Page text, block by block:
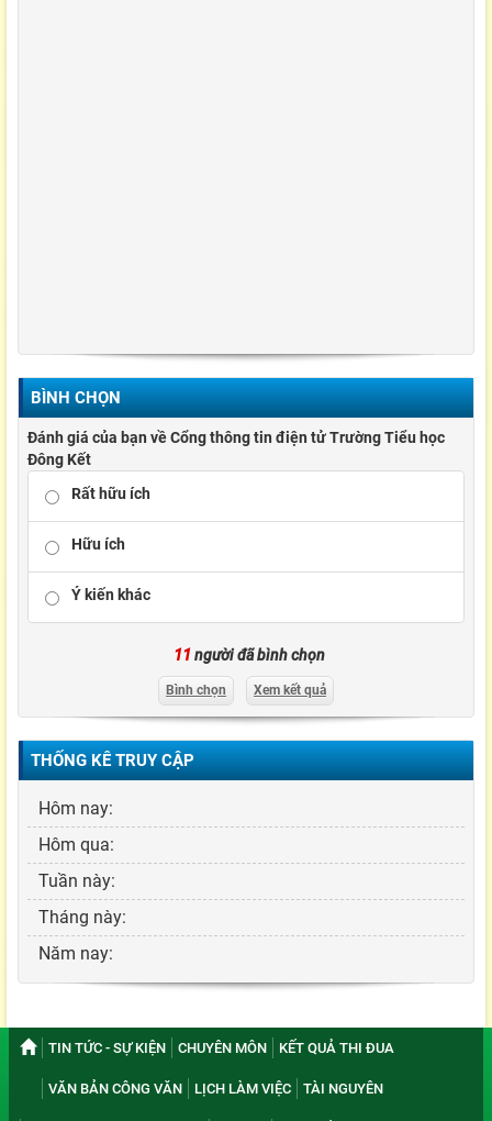
BÌNH CHỌN
Đánh giá của bạn về Cổng thông tin điện tử Trường Tiểu học
Đông Kết
Rất hữu ích
Hữu ích
Ý kiến khác
11 người đã bình chọn
Bình chọn Xem kết quả
THỐNG KÊ TRUY CẬP
Hôm nay:
Hôm qua:
Tuần này:
Tháng này:
Năm nay:
TIN TỨC - SỰ KIỆN CHUYÊN MÔN KẾT QUẢ THI ĐUA
VĂN BẢN CÔNG VĂN LỊCH LÀM VIỆC TÀI NGUYÊN